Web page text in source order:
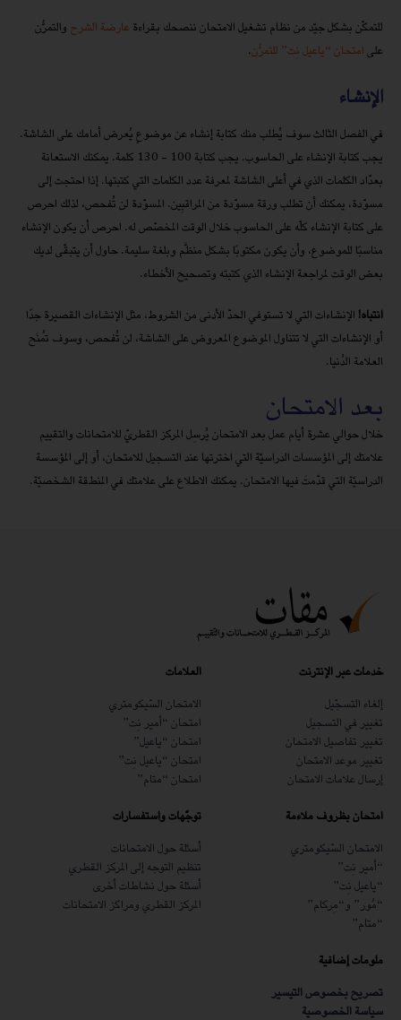
للتمكّن بشكل جيّد من نظام تشغيل الامتحان ننصحك بقراءة عارضة الشرح والتمرُّن
علىامتحان “ياعيل نِت” للتمرُّن.
الإنشاء
في الفصل الثالث سوف يُطلب منك كتابة إنشاء عن موضوعٍ يُعرض أمامك على الشاشة.
يجب كتابة الإنشاء على الحاسوب. يجب كتابة 100 - 130 كلمة. يمكنك الاستعانة
بعدّاد الكلمات الذي في أعلى الشاشة لمعرفة عدد الكلمات التي كتبتها. إذا احتجت إلى
مسوّدة، يمكنك أن تطلب ورقة مسوّدة من المراقبِين. المسوّدة لن تُفحص، لذلك احرص
على كتابة الإنشاء كلّه على الحاسوب خلال الوقت المخصّص له. احرص أن يكون الإنشاء
مناسبًا للموضوع، وأن يكون مكتوبًا بشكل منظَّم وبلغة سليمة. حاول أن يتبقّى لديك
بعض الوقت لمراجعة الإنشاء الذي كتبته وتصحيح الأخطاء.
انتباه! الإنشاءات التي لا تستوفي الحدّ الأدنى من الشروط، مثل الإنشاءات القصيرة جدًا
أو الإنشاءات التي لا تتناول الموضوع المعروض على الشاشة، لن تُفحص، وسوف تُمنَح
العلامة الدُنيا.
بعد الامتحان
خلال حوالي عشرة أيام عمل بعد الامتحان يُرسِل المركز القطريّ للامتحانات والتقييم
علامتك إلى المؤسسات الدراسيّة التي اخترتها عند التسجيل للامتحان، أو إلى المؤسسة
الدراسيّة التي قدّمتَ فيها الامتحان. يمكنك الاطلاع على علامتك في المنطقة الشخصيّة.
خدمات عبر الإنترنت
إلغاء التسجّيل
تغيير في التسجيل
تغيير تفاصيل الامتحان
تغيير موعد الامتحان
إرسال علامات الامتحان
العلامات
الامتحان السّيكومتري
امتحان “أمير نِت”
امتحان “ياعيل”
امتحان “ياعيل نِت”
امتحان “متام”
امتحان بظروف ملاءمة
الامتحان السّيكومتري
“أمير نِت”
“ياعيل نِت”
“مُور” و“مِركام”
“متام”
توجّهات واستفسارات
أسئلة حول الامتحانات
تنظيم التوجه إلى المركز القطري
أسئلة حول نشاطات أخرى
المركز القطري ومراكز الامتحانات
ملومات إضافية
تصريح بخصوص التيسير
سياسة الخصوصية